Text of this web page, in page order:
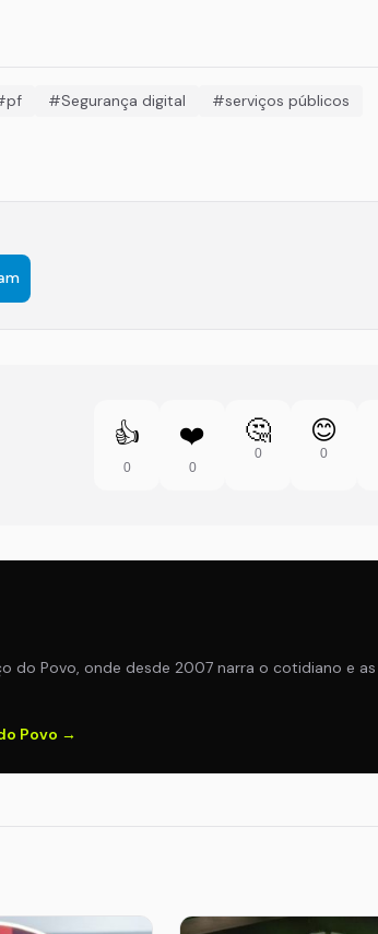
#Segurança digital
#serviços públicos
👍
0
❤️
0
🤔
0
😊
0
do Povo, onde desde 2007 narra o cotidiano e as
Povo →